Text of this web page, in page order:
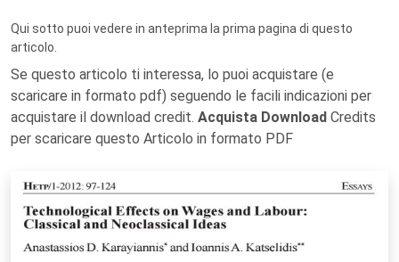
Qui sotto puoi vedere in anteprima la prima pagina di questo
articolo.
Se questo articolo ti interessa, lo puoi acquistare (e
scaricare in formato pdf) seguendo le facili indicazioni per
acquistare il download credit. Acquista Download Credits
per scaricare questo Articolo in formato PDF